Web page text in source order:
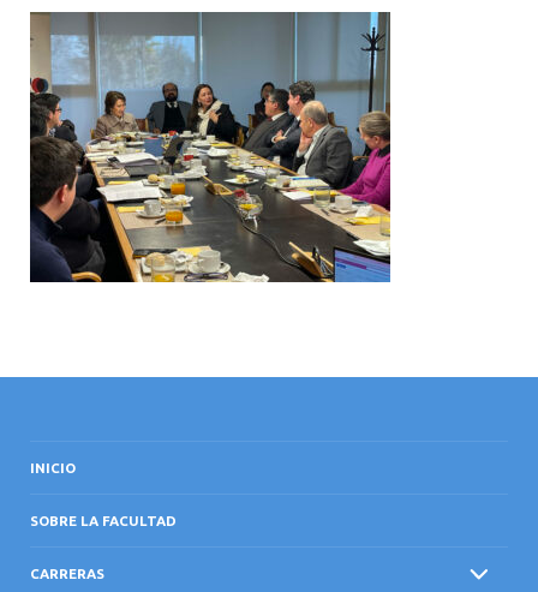
VINCULACIÓN CON EL MEDIO
INTERNACIONAL
INICIO
SOBRE LA FACULTAD
CARRERAS